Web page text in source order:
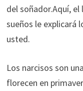
del soñador.Aquí,
sueños le explicará
usted.
Los narcisos son
florecen en